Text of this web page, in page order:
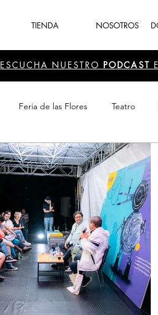
TIENDA NOSOTROS
ESCUCHA NUESTRO PODCAST
Feria de las Flores Teatro
Sector Cultura Recreación